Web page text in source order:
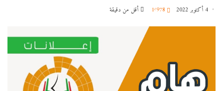
4 أكتوبر 2022 1٬978 أقل من دقيقة